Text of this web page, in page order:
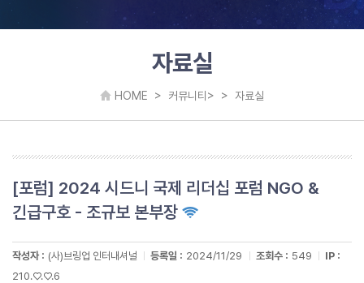
자료실
HOME > 커뮤니티 > > 자료실
[포럼] 2024 시드니 국제 리더십 포럼 NGO &
긴급구호 - 조규보 본부장
작성자 : (사)브링업 인터내셔널 등록일 : 2024/11/29 조회수 : 549
IP :
210.♡.♡.6